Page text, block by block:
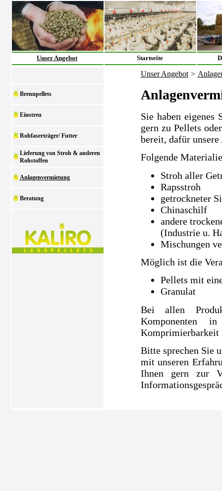
Unser Angebot Startseite
Brennpellets
Einstreu
Rohfaserträger/ Futter
Lieferung von Stroh & anderen
Rohstoffen
Anlagenvermietung
Beratung
Unser Angebot >
Sie haben eigenes
gern zu Pellets
bereit, dafür
Folgende
Stroh aller
Rapsstroh
getrockneter
Chinaschilf
andere
(Industrie u.
Mischungen
Möglich ist die
Pellets mit
Granulat
Bei allen
Komponenten
Bitte sprechen Sie
mit unseren
Ihnen gern zur